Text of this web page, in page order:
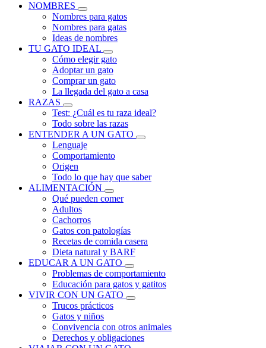
NOMBRES
Nombres para gatos
Nombres para gatas
Ideas de nombres
TU GATO IDEAL
Cómo elegir gato
Adoptar un gato
Comprar un gato
La llegada del gato a casa
RAZAS
Test: ¿Cuál es tu raza ideal?
Todo sobre las razas
ENTENDER A UN GATO
Lenguaje
Comportamiento
Origen
Todo lo que hay que saber
ALIMENTACIÓN
Qué pueden comer
Adultos
Cachorros
Gatos con patologías
Recetas de comida casera
Dieta natural y BARF
EDUCAR A UN GATO
Problemas de comportamiento
Educación para gatos y gatitos
VIVIR CON UN GATO
Trucos prácticos
Gatos y niños
Convivencia con otros animales
Derechos y obligaciones